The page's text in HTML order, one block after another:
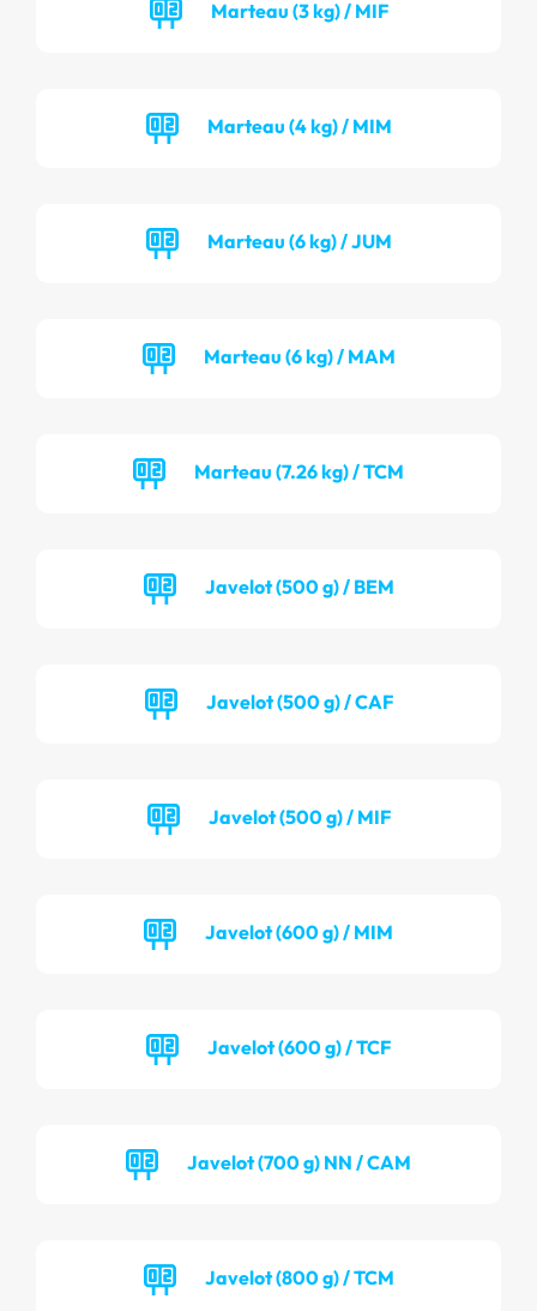
Marteau (3 kg) / MIF
Marteau (4 kg) / MIM
Marteau (6 kg) / JUM
Marteau (6 kg) / MAM
Marteau (7.26 kg) / TCM
Javelot (500 g) / BEM
Javelot (500 g) / CAF
Javelot (500 g) / MIF
Javelot (600 g) / MIM
Javelot (600 g) / TCF
Javelot (700 g) NN / CAM
Javelot (800 g) / TCM